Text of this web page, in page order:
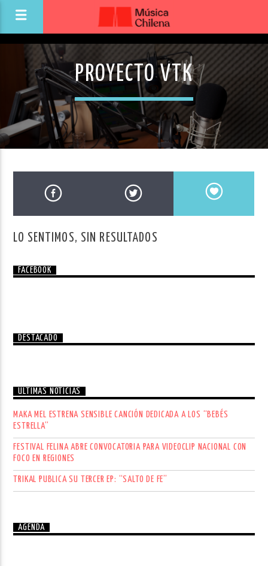
PROYECTO VTK
LO SENTIMOS, SIN RESULTADOS
FACEBOOK
DESTACADO
ÚLTIMAS NOTICIAS
MAKA MEL ESTRENA SENSIBLE CANCIÓN DEDICADA A LOS “BEBÉS
ESTRELLA”
FESTIVAL FELINA ABRE CONVOCATORIA PARA VIDEOCLIP NACIONAL CON
FOCO EN REGIONES
TRIKAL PUBLICA SU TERCER EP: “SALTO DE FE”
AGENDA